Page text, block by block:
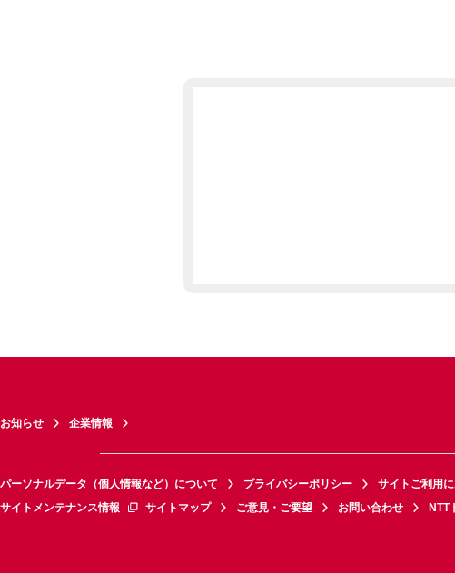
お知らせ 企業情報
パーソナルデータ（個人情報など）について プライバシーポリシー サイトご利用
サイトメンテナンス情報
サイトマップ ご意見・ご要望 お問い合わせ NTT